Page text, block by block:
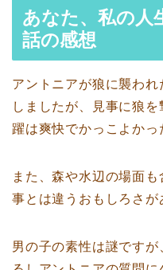
あなた、私の人
話の感想
アントニアが狼に襲わ
しましたが、見事に狼
躍は爽快でかっこよかっ
また、森や水辺の場面
事とは違うおもしろさが
男の子の素性は謎です